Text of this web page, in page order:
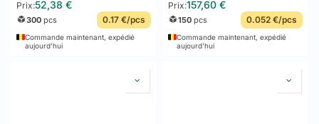
Prix:52,38 €
300 pcs 0.17 €/pcs
Commande maintenant, expédié
aujourd’hui
Prix:157,60 €
150 pcs 0.052 €/pcs
Commande maintenant, expédié
aujourd’hui